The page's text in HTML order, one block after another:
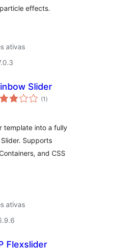
effects.
ativas
Slider
(1 avaliações
totais
)
template into a fully
Supports
and CSS
ativas
Flexslider